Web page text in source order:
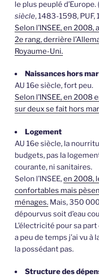
le plus peuplé d’Europe.
siècle, 1483-1598, PUF,
Selon l’INSEE, en
2e rang, derrière
Royaume-Uni.
Naissances hors
AU 16e siècle, fort peu.
Selon l’INSEE, en 2008
sur deux se fait hors
Logement
AU 16e siècle, la
budgets, pas la
courante, ni sanitaires.
Selon l’INSEE,en 2008,
confortables mais
ménages. Mais, 350
dépourvus soit d’eau
L’électricité pour sa
a peu de temps j’ai vu à
la possédant pas.
Structure des